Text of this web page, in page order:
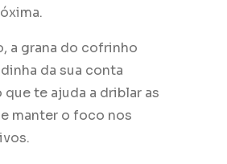
a grana do cofrinho
da sua conta
que te ajuda a driblar as
manter o foco nos